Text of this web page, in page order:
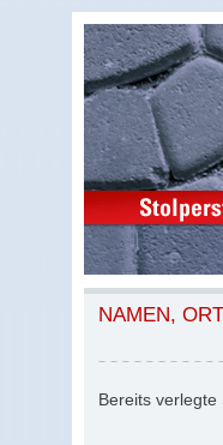
NAMEN,
Bereits verlegte